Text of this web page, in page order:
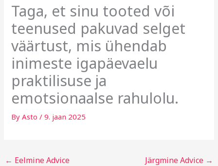
Taga, et sinu tooted või
teenused pakuvad selget
väärtust, mis ühendab
inimeste igapäevaelu
praktilisuse ja
emotsionaalse rahulolu.
ByAsto/9. jaan 2025
← Eelmine Advice Järgmine Advice →